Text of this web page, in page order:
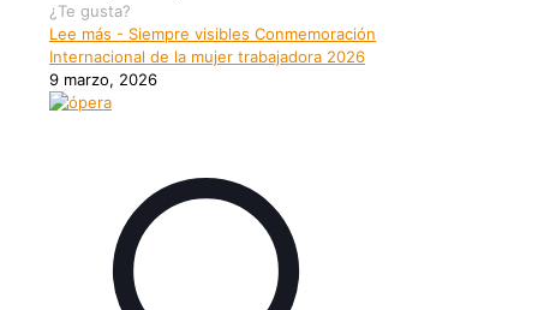
¿Te gusta?
Lee más - Siempre visibles Conmemoración
Internacional de la mujer trabajadora 2026
9 marzo, 2026